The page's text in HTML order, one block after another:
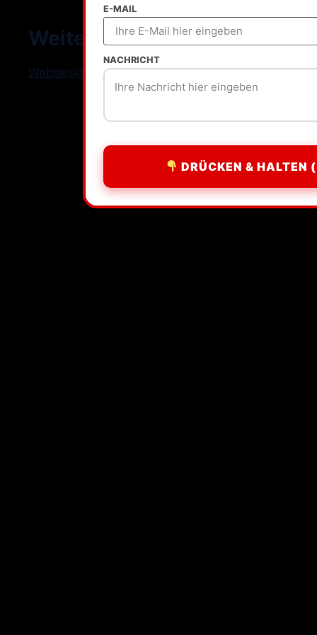
E-MAIL
NACHRICHT
DRÜCKEN & HALTEN
Weitere Standorte
Webdesign Freelancer Deutschland
All rights reserved